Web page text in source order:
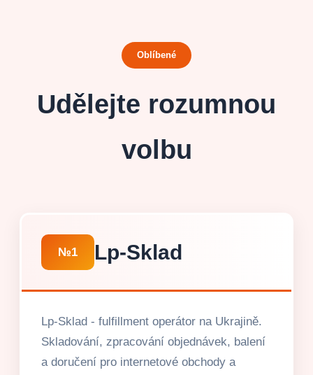
Oblíbené
Udělejte rozumnou
volbu
№1 Lp-Sklad
Lp-Sklad - fulfillment operátor na Ukrajině.
Skladování, zpracování objednávek, balení
a doručení pro internetové obchody a